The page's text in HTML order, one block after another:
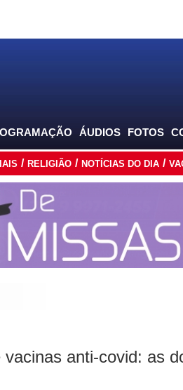
ÁUDIOS FOTOS
RELIGIÃO NOTÍCIAS DO DIA
anti-covid: as